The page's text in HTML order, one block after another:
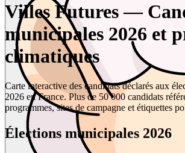
Villes Futures —
municipales 2026 et
climatiques
Carte interactive des candidats déclarés aux
2026 en France. Plus de 50 000 candidats
programmes, sites de campagne et étiquettes
Élections municipales 2026